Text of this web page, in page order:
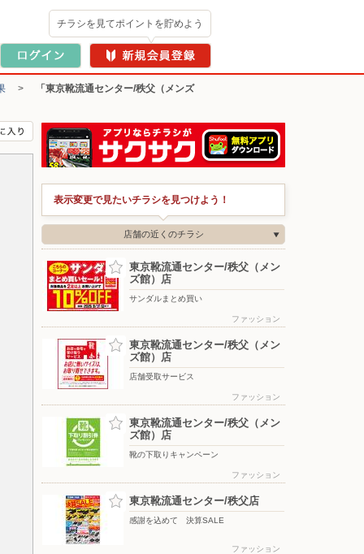
チラシを見てポイントを貯めよう
> 「東京靴流通センター/秩父（メンズ
表示変更で見たいチラシを見つけよう！
店舗の近くのチラシ
東京靴流通センター/秩父（メン
ズ館）店
サンダルまとめ買い
ファッション
東京靴流通センター/秩父（メン
ズ館）店
店舗受取サービス
ファッション
東京靴流通センター/秩父（メン
ズ館）店
靴の下取りキャンペーン
ファッション
東京靴流通センター/秩父店
感謝を込めて 決算SALE
ファッション